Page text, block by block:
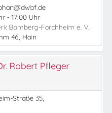
- 17:00 Uhr
Bamberg-Forchheim e. V.
46, Hain
Robert Pfleger
Straße 35,